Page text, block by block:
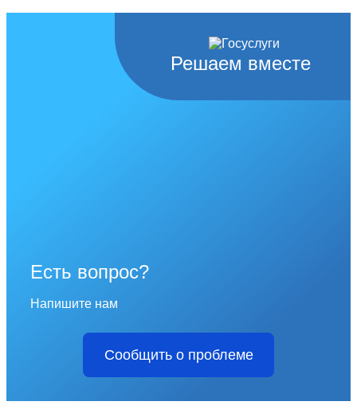
Решаем вместе
Есть вопрос?
Напишите нам
Сообщить о проблеме